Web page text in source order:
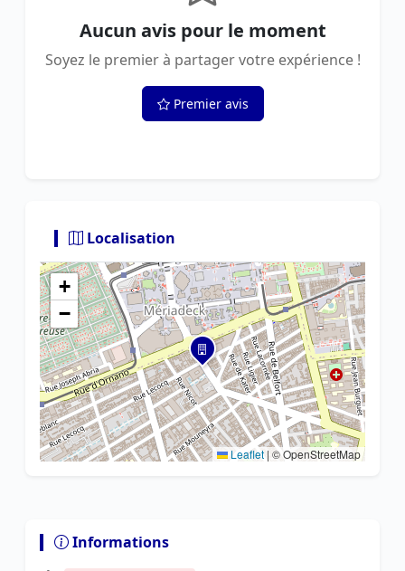
Aucun avis pour le moment
Soyez le premier à partager votre expérience !
Premier avis
Localisation
+
−
Leaflet | © OpenStreetMap
Informations